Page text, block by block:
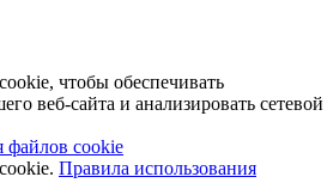
чтобы обеспечивать
веб-сайта и анализировать сетевой
файлов cookie
Правила использования